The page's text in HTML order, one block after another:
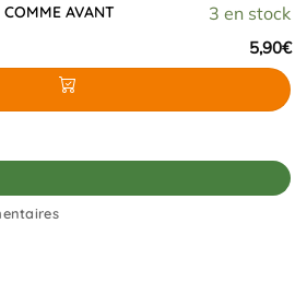
3 en stock
COMME AVANT
5,90€
COMME AVANT